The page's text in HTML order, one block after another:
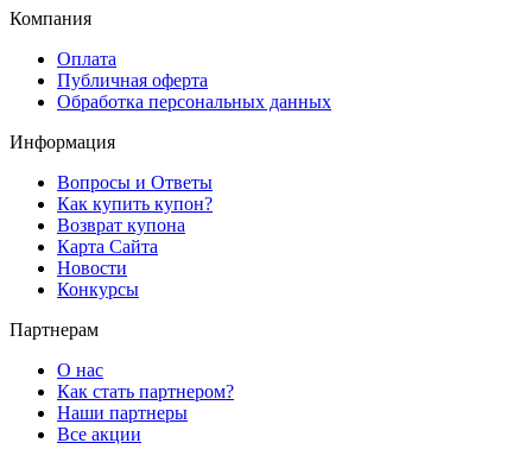
Компания
Оплата
Публичная оферта
Обработка персональных данных
Информация
Вопросы и Ответы
Как купить купон?
Возврат купона
Карта Сайта
Новости
Конкурсы
Партнерам
О нас
Как стать партнером?
Наши партнеры
Все акции